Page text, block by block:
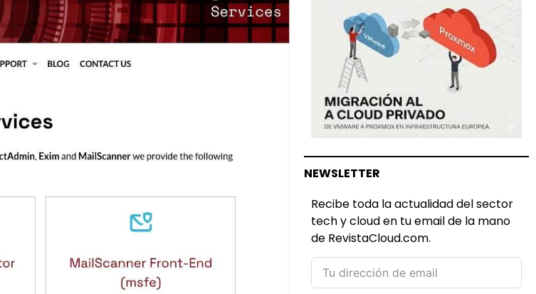
NEWSLETTER
Recibe toda la actualidad del sector
tech y cloud en tu email de la mano
de RevistaCloud.com.